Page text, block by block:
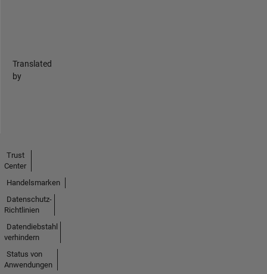
Translated
by
Trust
Center
Handelsmarken
Datenschutz-
Richtlinien
Datendiebstahl
verhindern
Status von
Anwendungen